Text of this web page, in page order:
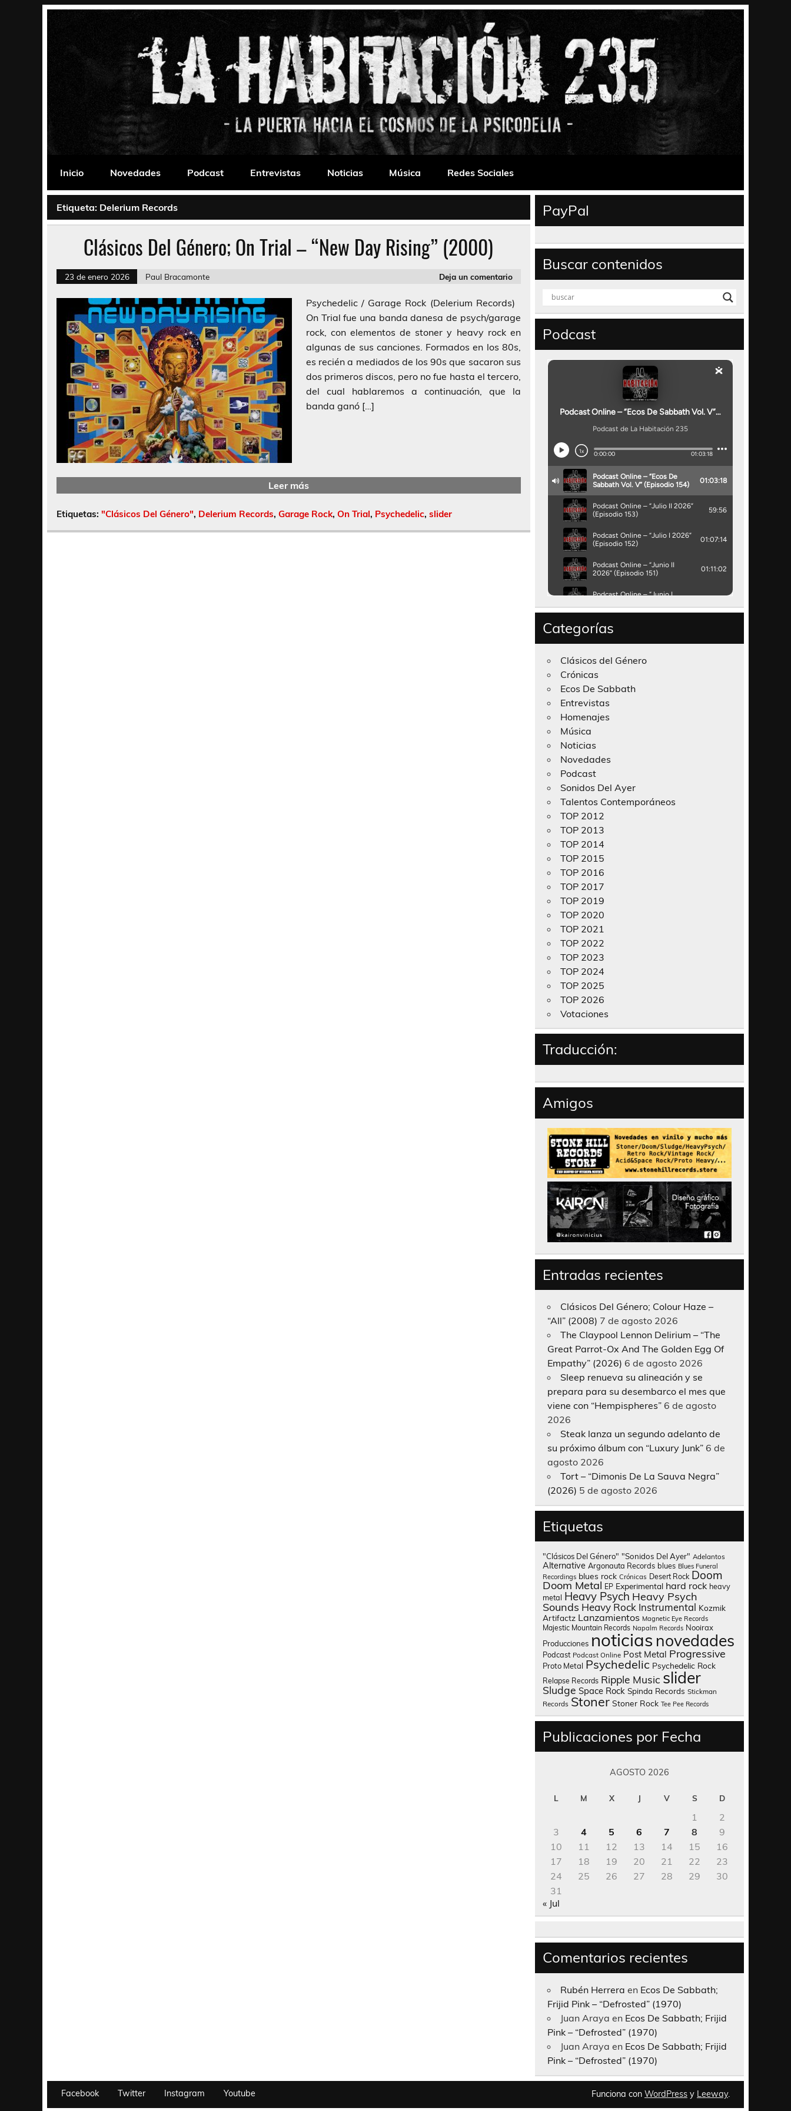
La Habitación 235
Inicio
Novedades Podcast Entrevistas Noticias Música Redes Sociales
Etiqueta: Delerium Records
Clásicos Del Género; On Trial – “New Day Rising” (2000)
23 de enero 2026 Paul Bracamonte Deja un comentario
Psychedelic / Garage Rock (Delerium Records)
On Trial fue una banda danesa de psych/garage
rock, con elementos de stoner y heavy rock en
algunas de sus canciones. Formados en los 80s,
es recién a mediados de los 90s que sacaron sus
dos primeros discos, pero no fue hasta el tercero,
del cual hablaremos a continuación, que la
banda ganó […]
Leer más
Etiquetas: "Clásicos Del Género", Delerium Records, Garage Rock, On Trial, Psychedelic, slider
PayPal
Buscar contenidos
Podcast
Categorías
Clásicos del Género
Crónicas
Ecos De Sabbath
Entrevistas
Homenajes
Música
Noticias
Novedades
Podcast
Sonidos Del Ayer
Talentos Contemporáneos
TOP 2012
TOP 2013
TOP 2014
TOP 2015
TOP 2016
TOP 2017
TOP 2019
TOP 2020
TOP 2021
TOP 2022
TOP 2023
TOP 2024
TOP 2025
TOP 2026
Votaciones
Traducción:
Amigos
Entradas recientes
Clásicos Del Género; Colour Haze –
“All” (2008) 7 de agosto 2026
The Claypool Lennon Delirium – “The
Great Parrot-Ox And The Golden Egg Of
Empathy” (2026) 6 de agosto 2026
Sleep renueva su alineación y se
prepara para su desembarco el mes que
viene con “Hempispheres” 6 de agosto
2026
Steak lanza un segundo adelanto de
su próximo álbum con “Luxury Junk” 6 de
agosto 2026
Tort – “Dimonis De La Sauva Negra”
(2026) 5 de agosto 2026
Etiquetas
"Clásicos Del Género" "Sonidos Del Ayer" Adelantos
Alternative Argonauta Records blues Blues Funeral
Recordings blues rock Crónicas Desert Rock Doom
Doom Metal EP Experimental hard rock heavy
metal Heavy Psych Heavy Psych
Sounds Heavy Rock Instrumental Kozmik
Artifactz Lanzamientos Magnetic Eye Records
Majestic Mountain Records Napalm Records Nooirax
Producciones noticias novedades
Podcast Podcast Online Post Metal Progressive
Proto Metal Psychedelic Psychedelic Rock
Relapse Records Ripple Music slider
Sludge Space Rock Spinda Records Stickman
Records Stoner Stoner Rock Tee Pee Records
Publicaciones por Fecha
AGOSTO 2026
L M X J V S D
1
2
3
4 5 6 7 8
9
10
11 12 13 14 15
16
17
18 19 20 21 22
23
24
25 26 27 28 29
30
31
« Jul
Comentarios recientes
Rubén Herrera en Ecos De Sabbath;
Frijid Pink – “Defrosted” (1970)
Juan Araya en Ecos De Sabbath; Frijid
Pink – “Defrosted” (1970)
Juan Araya en Ecos De Sabbath; Frijid
Pink – “Defrosted” (1970)
Facebook Twitter Instagram Youtube Funciona con WordPress y Leeway.